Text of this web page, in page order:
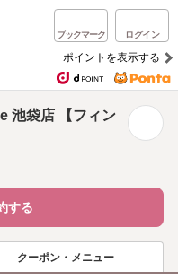
ブックマーク ログイン
ポイントを表示する
池袋店 【フィン
する
クーポン・メニュー